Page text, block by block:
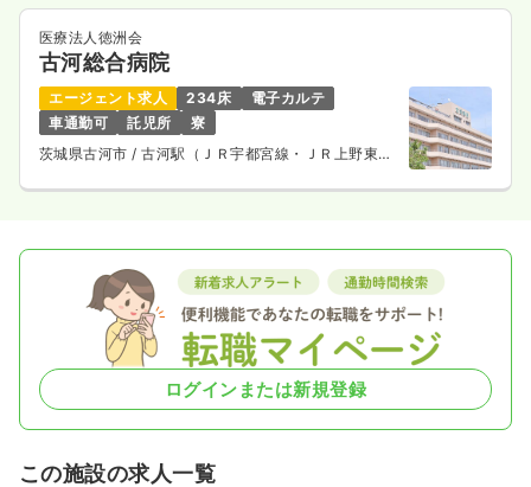
医療法人徳洲会
古河総合病院
エージェント求人 234床
電子カルテ
車通勤可
託児所
寮
茨城県古河市 / 古河駅（ＪＲ宇都宮線・ＪＲ上野東京
ログインまたは新規登録
この施設の求人一覧